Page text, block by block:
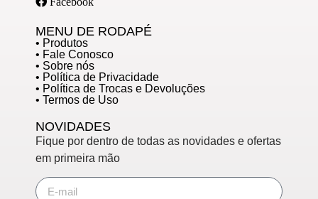
MENU DE RODAPÉ
• Produtos
• Fale Conosco
• Sobre nós
• Política de Privacidade
• Política de Trocas e Devoluções
• Termos de Uso
NOVIDADES
Fique por dentro de todas as novidades e ofertas
em primeira mão